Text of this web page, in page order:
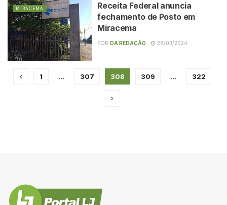
MIRACEMA
Receita Federal anuncia
fechamento de Posto em
Miracema
POR DA REDAÇÃO 28/03/2024
1 … 307 308 309 … 322